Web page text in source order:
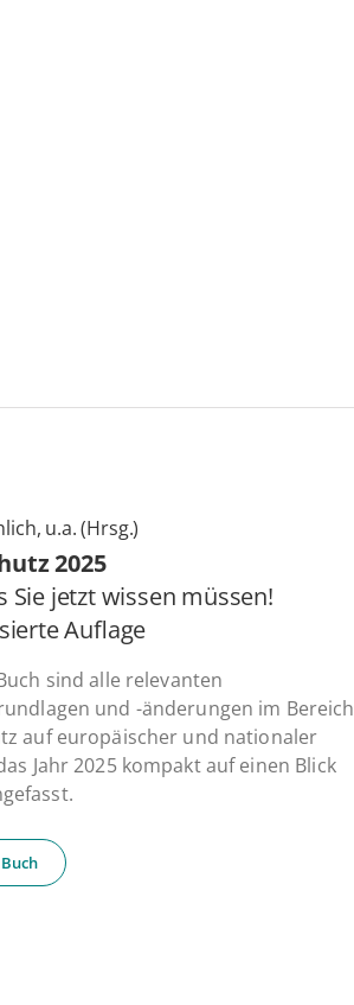
u.a. (Hrsg.)
2025
Sie jetzt wissen müssen!
Auflage
sind alle relevanten
und -änderungen im Bereich
auf europäischer und nationaler
Jahr 2025 kompakt auf einen Blick